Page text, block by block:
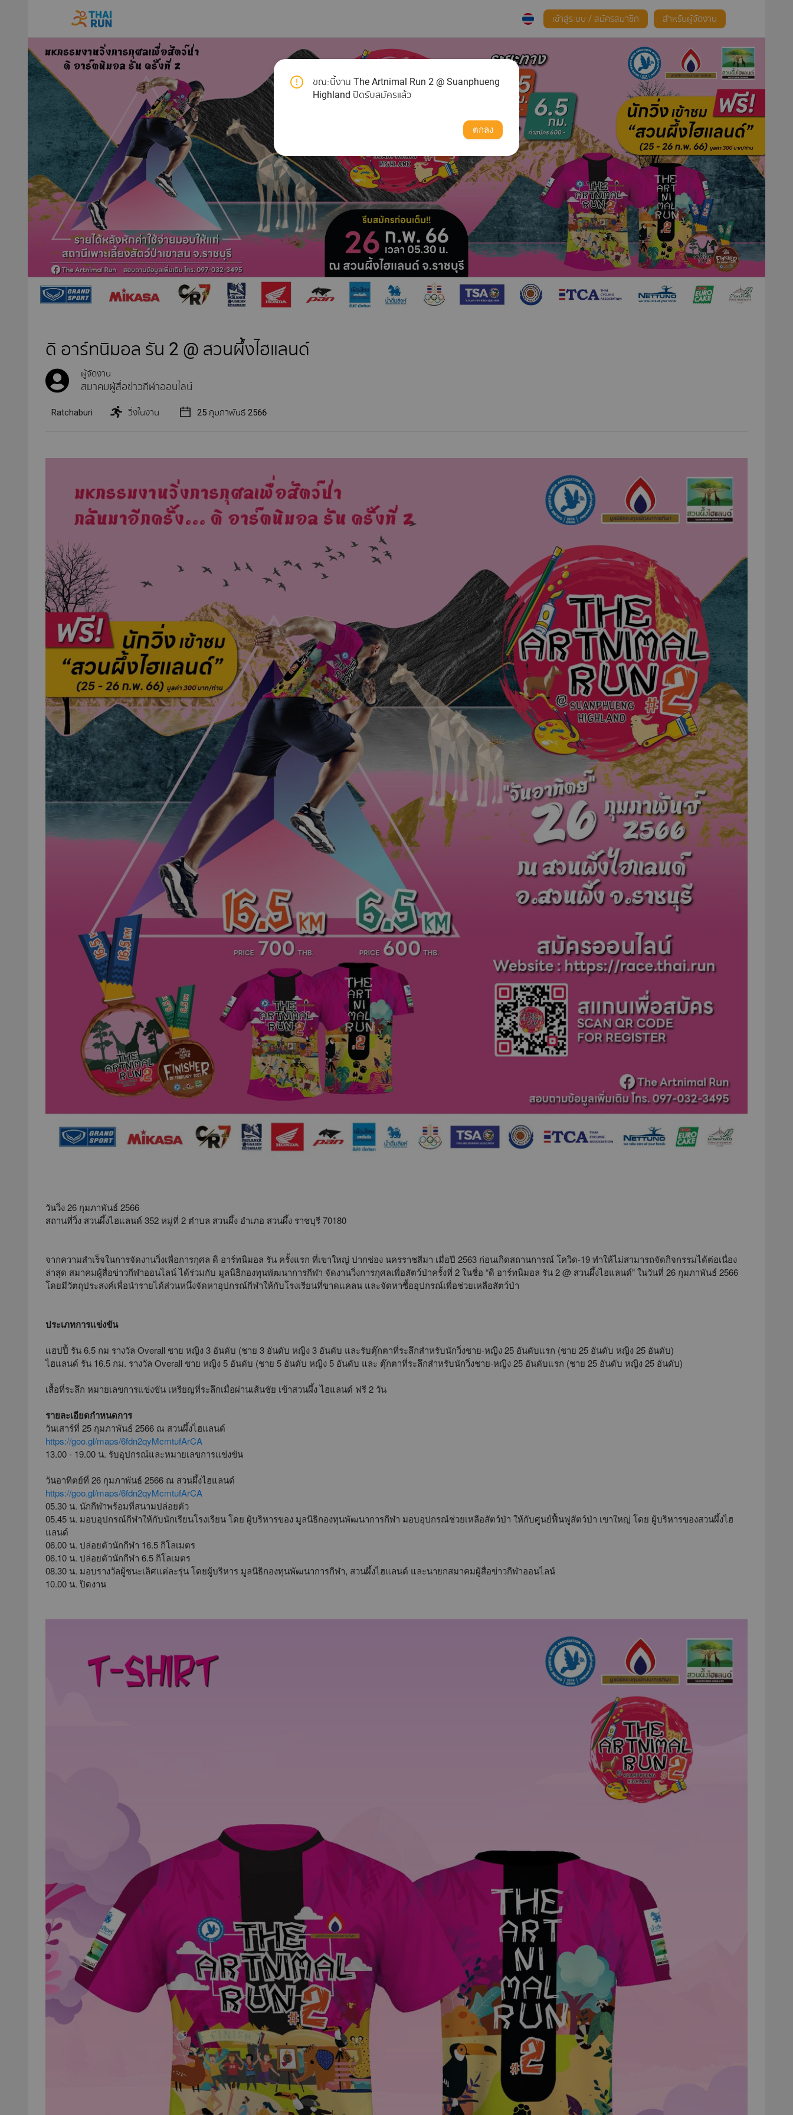
เข้าสู่ระบบ / สมัครสมาชิก สำหรับผู้จัดงาน
ดิ อาร์ทนิมอล รัน 2 @ สวนผึ้งไฮแลนด์
ผู้จัดงาน
สมาคมผู้สื่อข่าวกีฬาออนไลน์
Ratchaburi วิ่งในงาน 25 กุมภาพันธ์ 2566
วันวิ่ง 26 กุมภาพันธ์ 2566
สถานที่วิ่ง สวนผึ้งไฮแลนด์ 352 หมู่ที่ 2 ตำบล สวนผึ้ง อำเภอ สวนผึ้ง ราชบุรี 70180
จากความสำเร็จในการจัดงานวิ่งเพื่อการกุศล ดิ อาร์ทนิมอล รัน ครั้งแรก ที่เขาใหญ่ ปากช่อง นครราชสีมา เมื่อปี 2563 ก่อนเกิดสถานการณ์ โควิด-19 ทำให้ไม่สามารถจัดกิจกรรมได้ต่อเนื่อง
ล่าสุด สมาคมผู้สื่อข่าวกีฬาออนไลน์ ได้ร่วมกับ มูลนิธิกองทุนพัฒนาการกีฬา จัดงานวิ่งการกุศลเพื่อสัตว์ป่าครั้งที่ 2 ในชื่อ “ดิ อาร์ทนิมอล รัน 2 @ สวนผึ้งไฮแลนด์” ในวันที่ 26 กุมภาพันธ์ 2566
โดยมีวัตถุประสงค์เพื่อนำรายได้ส่วนหนึ่งจัดหาอุปกรณ์กีฬาให้กับโรงเรียนที่ขาดแคลน และจัดหาซื้ออุปกรณ์เพื่อช่วยเหลือสัตว์ป่า
ประเภทการแข่งขัน
แฮปปี้ รัน 6.5 กม รางวัล Overall ชาย หญิง 3 อันดับ (ชาย 3 อันดับ หญิง 3 อันดับ และรับตุ๊กตาที่ระลึกสำหรับนักวิ่งชาย-หญิง 25 อันดับแรก (ชาย 25 อันดับ หญิง 25 อันดับ)
ไฮแลนด์ รัน 16.5 กม. รางวัล Overall ชาย หญิง 5 อันดับ (ชาย 5 อันดับ หญิง 5 อันดับ และ ตุ๊กตาที่ระลึกสำหรับนักวิ่งชาย-หญิง 25 อันดับแรก (ชาย 25 อันดับ หญิง 25 อันดับ)
เสื้อที่ระลึก หมายเลขการแข่งขัน เหรียญที่ระลึกเมื่อผ่านเส้นชัย เข้าสวนผึ้ง ไฮแลนด์ ฟรี 2 วัน
รายละเอียดกำหนดการ
วันเสาร์ที่ 25 กุมภาพันธ์ 2566 ณ สวนผึ้งไฮแลนด์
https://goo.gl/maps/6fdn2qyMcmtufArCA
13.00 - 19.00 น. รับอุปกรณ์และหมายเลขการแข่งขัน
วันอาทิตย์ที่ 26 กุมภาพันธ์ 2566 ณ สวนผึ้งไฮแลนด์
https://goo.gl/maps/6fdn2qyMcmtufArCA
05.30 น. นักกีฬาพร้อมที่สนามปล่อยตัว
05.45 น. มอบอุปกรณ์กีฬาให้กับนักเรียนโรงเรียน โดย ผู้บริหารของ มูลนิธิกองทุนพัฒนาการกีฬา มอบอุปกรณ์ช่วยเหลือสัตว์ป่า ให้กับศูนย์ฟื้นฟูสัตว์ป่า เขาใหญ่ โดย ผู้บริหารของสวนผึ้งไฮ
แลนด์
06.00 น. ปล่อยตัวนักกีฬา 16.5 กิโลเมตร
06.10 น. ปล่อยตัวนักกีฬา 6.5 กิโลเมตร
08.30 น. มอบรางวัลผู้ชนะเลิศแต่ละรุ่น โดยผู้บริหาร มูลนิธิกองทุนพัฒนาการกีฬา, สวนผึ้งไฮแลนด์ และนายกสมาคมผู้สื่อข่าวกีฬาออนไลน์
10.00 น. ปิดงาน
ขณะนี้งาน The Artnimal Run 2 @ Suanphueng
Highland ปิดรับสมัครแล้ว
ตกลง